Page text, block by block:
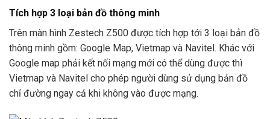
Tích hợp 3 loại bản đồ thông minh
Trên màn hình Zestech Z500 được tích hợp tới 3 loại bản đồ
thông minh gồm: Google Map, Vietmap và Navitel. Khác với
Google map phải kết nối mạng mới có thể dùng được thì
Vietmap và Navitel cho phép người dùng sử dụng bản đồ
chỉ đường ngay cả khi không vào được mạng.